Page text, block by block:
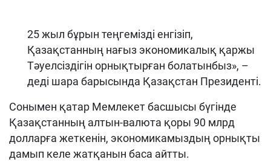
25 жыл бұрын теңгемізді енгізіп,
Қазақстанның нағыз экономикалық қаржы
Тәуелсіздігін орнықтырған болатынбыз», –
деді шара барысында Қазақстан Президенті.
Сонымен қатар Мемлекет басшысы бүгінде
Қазақстанның алтын-валюта қоры 90 млрд
долларға жеткенін, экономикамыздың орнықты
дамып келе жатқанын баса айтты.